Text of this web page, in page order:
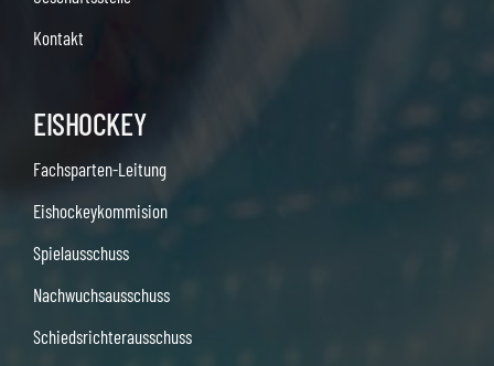
Kontakt
EISHOCKEY
Fachsparten-Leitung
Eishockeykommision
Spielausschuss
Nachwuchsausschuss
Schiedsrichterausschuss